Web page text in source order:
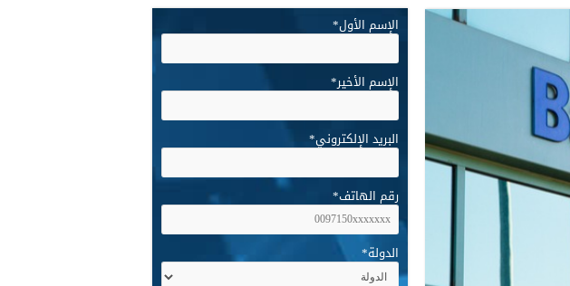
الإسم الأول*
الإسم الأخير*
البريد الإلكتروني*
رقم الهاتف*
الدولة*